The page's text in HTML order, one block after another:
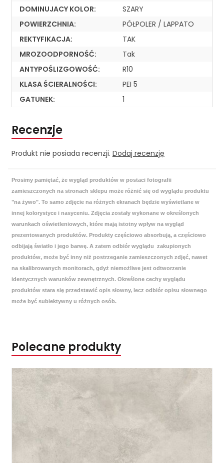
DOMINUJACY KOLOR:
SZARY
POWIERZCHNIA:
PÓŁPOLER / LAPPATO
REKTYFIKACJA:
TAK
MROZOODPORNOŚĆ:
Tak
ANTYPOŚLIZGOWOŚĆ:
R10
KLASA ŚCIERALNOŚCI:
PEI 5
GATUNEK:
1
Recenzje
Produkt nie posiada recenzji. Dodaj recenzję
Prosimy pamiętać, że wygląd produktów w postaci fotografii
zamieszczonych na stronach sklepu może różnić się od wyglądu produktu
"na żywo". To samo zdjęcie na różnych ekranach będzie wyświetlane w
innej kolorystyce i nasyceniu. Zdjęcia zostały wykonane w określonych
warunkach oświetleniowych, które mają istotny wpływ na wygląd
prezentowanych produktów. Produkty częściowo absorbują, a częściowo
odbijają światło i jego barwę. A zatem odbiór wyglądu zakupionych
produktów, może być inny niż postrzeganie zamieszczonych zdjęć, nawet
na skalibrowanych monitorach, gdyż niemożliwe jest odtworzenie
identycznych warunków zewnętrznych. Określone cechy wyglądu
produktów stara się przedstawić opis słowny, lecz odbiór opisu słownego
może być subiektywny u różnych osób.
Polecane produkty